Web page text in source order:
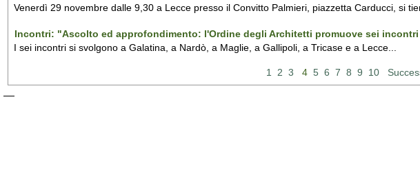
Venerdì 29 novembre dalle 9,30 a Lecce presso il Convitto Palmieri, piazzetta Carducci, si
Incontri: "Ascolto ed approfondimento: l'Ordine degli Architetti promuove sei incontri
I sei incontri si svolgono a Galatina, a Nardò, a Maglie, a Gallipoli, a Tricase e a Lecce...
1 2 3 4 5 6 7 8 9 10